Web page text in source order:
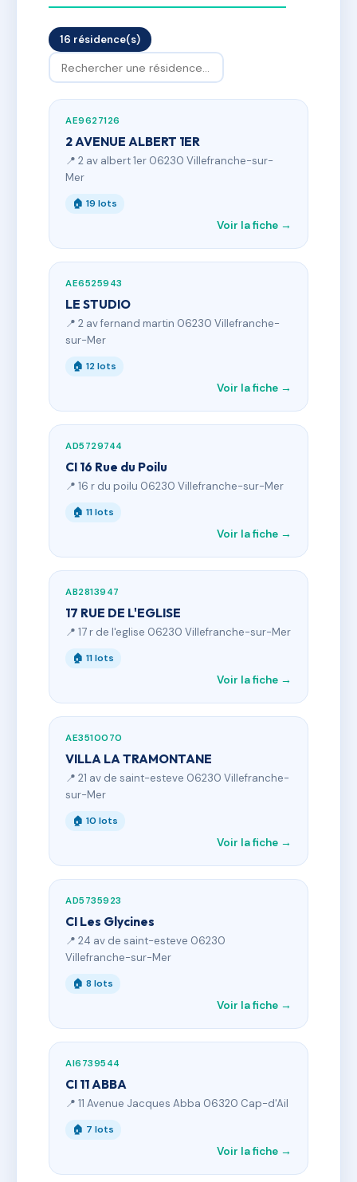
16 résidence(s)
AE9627126
2 AVENUE ALBERT 1ER
📍 2 av albert 1er 06230 Villefranche-sur-
Mer
🏠 19 lots
Voir la fiche →
AE6525943
LE STUDIO
📍 2 av fernand martin 06230 Villefranche-
sur-Mer
🏠 12 lots
Voir la fiche →
AD5729744
CI 16 Rue du Poilu
📍 16 r du poilu 06230 Villefranche-sur-Mer
🏠 11 lots
Voir la fiche →
AB2813947
17 RUE DE L'EGLISE
📍 17 r de l'eglise 06230 Villefranche-sur-Mer
🏠 11 lots
Voir la fiche →
AE3510070
VILLA LA TRAMONTANE
📍 21 av de saint-esteve 06230 Villefranche-
sur-Mer
🏠 10 lots
Voir la fiche →
AD5735923
CI Les Glycines
📍 24 av de saint-esteve 06230
Villefranche-sur-Mer
🏠 8 lots
Voir la fiche →
AI6739544
CI 11 ABBA
📍 11 Avenue Jacques Abba 06320 Cap-d'Ail
🏠 7 lots
Voir la fiche →